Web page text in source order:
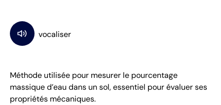
Méthode utilisée pour mesurer le pourcentage
massique d’eau dans un sol, essentiel pour évaluer ses
propriétés mécaniques.